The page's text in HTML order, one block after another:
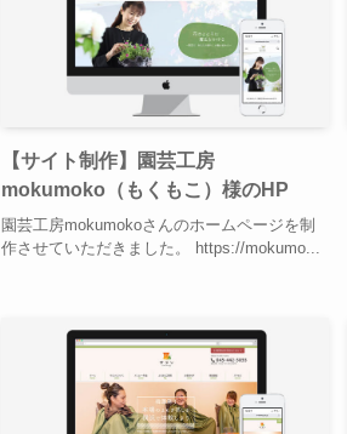
【サイト制作】園芸工房
mokumoko（もくもこ）様のHP
園芸工房mokumokoさんのホームページを制
作させていただきました。 https://mokumo...